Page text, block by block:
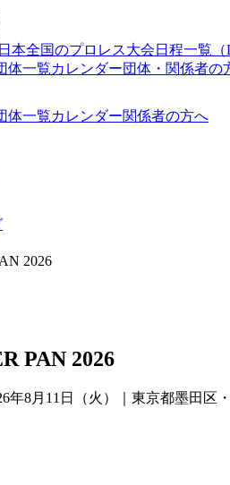
日本全国のプロレス大会日程一覧（
体一覧カレンダー団体・関係者の
体一覧カレンダー関係者の方へ
2026
PAN 2026
年8月11日（火）｜東京都墨田区